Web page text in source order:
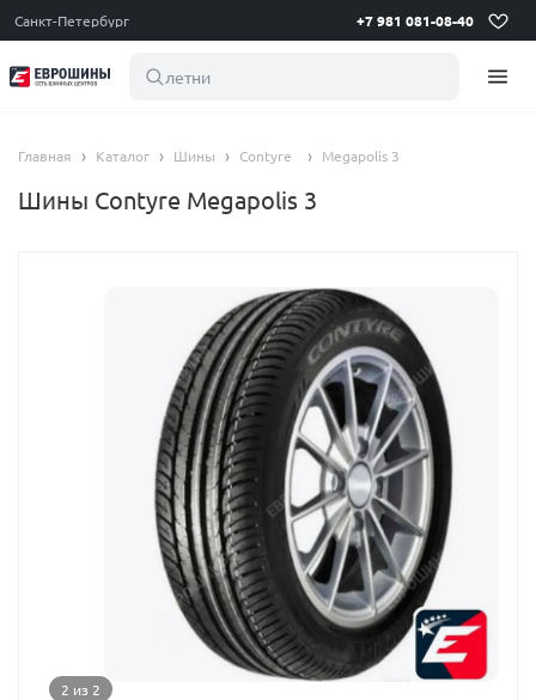
Санкт-Петербург +7 981 081-08-40
летние ши
Главная Каталог Шины Contyre Megapolis 3
Шины Contyre Megapolis 3
2 из 2